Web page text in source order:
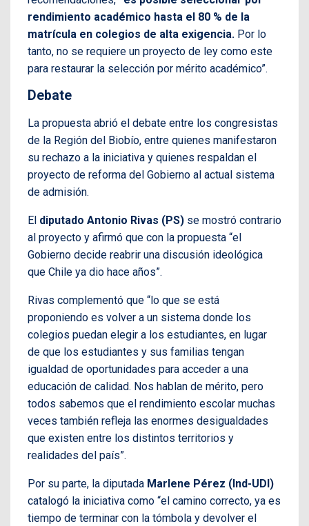
rendimiento académico hasta el 80 % de la
matrícula en colegios de alta exigencia. Por lo
tanto, no se requiere un proyecto de ley como este
para restaurar la selección por mérito académico”.
Debate
La propuesta abrió el debate entre los congresistas
de la Región del Biobío, entre quienes manifestaron
su rechazo a la iniciativa y quienes respaldan el
proyecto de reforma del Gobierno al actual sistema
de admisión.
El diputado Antonio Rivas (PS) se mostró contrario
al proyecto y afirmó que con la propuesta “el
Gobierno decide reabrir una discusión ideológica
que Chile ya dio hace años”.
Rivas complementó que “lo que se está
proponiendo es volver a un sistema donde los
colegios puedan elegir a los estudiantes, en lugar
de que los estudiantes y sus familias tengan
igualdad de oportunidades para acceder a una
educación de calidad. Nos hablan de mérito, pero
todos sabemos que el rendimiento escolar muchas
veces también refleja las enormes desigualdades
que existen entre los distintos territorios y
realidades del país”.
Por su parte, la diputada Marlene Pérez (Ind-UDI)
catalogó la iniciativa como “el camino correcto, ya es
tiempo de terminar con la tómbola y devolver el